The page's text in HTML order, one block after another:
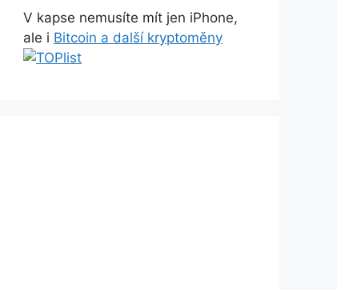
V kapse nemusíte mít jen iPhone,
ale i Bitcoin a další kryptoměny